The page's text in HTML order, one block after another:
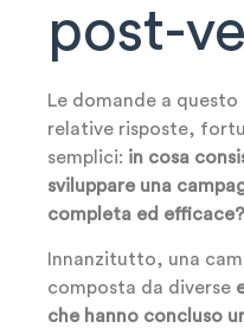
post-
Le domande a
relative risposte,
semplici: in cosa
sviluppare una
completa ed efficace?
Innanzitutto, una
composta da diverse
che hanno concluso